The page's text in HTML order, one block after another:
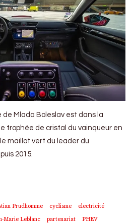
Mlada Boleslav est dans la
trophée de cristal du vainqueur en
maillot vert du leader du
2015.
Prudhomme cyclisme
electricité
Marie Leblanc partenariat
PHEV